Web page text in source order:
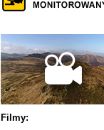
Filmy: